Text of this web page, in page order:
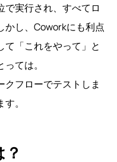
実行され、すべてロ
かし、Coworkにも利点
て「これをやって」と
ては。
フローでテストしま
。